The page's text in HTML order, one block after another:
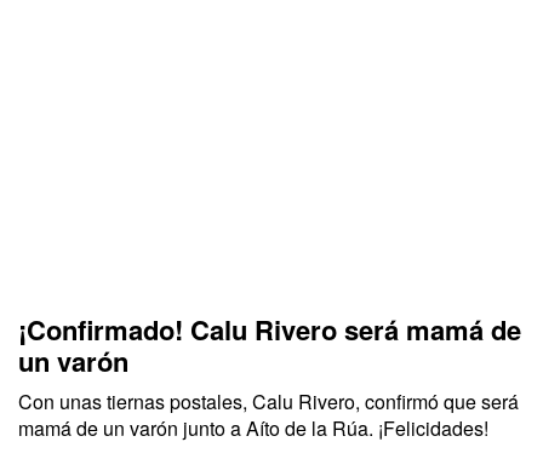
¡Confirmado! Calu Rivero será mamá de
un varón
Con unas tiernas postales, Calu Rivero, confirmó que será
mamá de un varón junto a Aíto de la Rúa. ¡Felicidades!